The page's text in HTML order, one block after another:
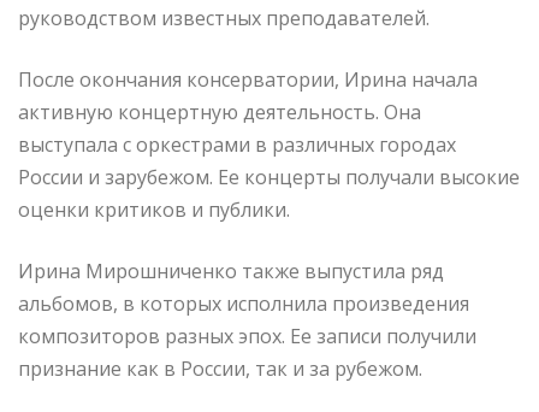
руководством известных преподавателей.
После окончания консерватории, Ирина начала
активную концертную деятельность. Она
выступала с оркестрами в различных городах
России и зарубежом. Ее концерты получали высокие
оценки критиков и публики.
Ирина Мирошниченко также выпустила ряд
альбомов, в которых исполнила произведения
композиторов разных эпох. Ее записи получили
признание как в России, так и за рубежом.